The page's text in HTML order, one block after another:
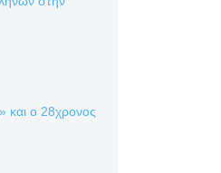
και ο 28χρονος